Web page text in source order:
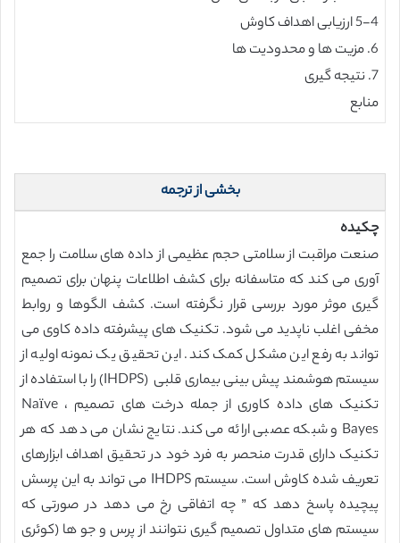
5-4 ارزیابی اهداف کاوش
6. مزیت ها و محدودیت ها
7. نتیجه گیری
منابع
بخشی از ترجمه
چکیده
صنعت مراقبت از سلامتی حجم عظیمی از داده های سلامت را جمع
آوری می کند که متاسفانه برای کشف اطلاعات پنهان برای تصمیم
گیری موثر مورد بررسی قرار نگرفته است. کشف الگوها و روابط
مخفی اغلب ناپدید می شود. تکنیک های پیشرفته داده کاوی می
تواند به رفع این مشکل کمک کند. این تحقیق یک نمونه اولیه از
سیستم هوشمند پیش بینی بیماری قلبی (IHDPS) را با استفاده از
تکنیک های داده کاوری از جمله درخت های تصمیم ، Naïve
Bayes و شبکه عصبی ارائه می کند. نتایج نشان می دهد که هر
تکنیک دارای قدرت منحصر به فرد خود در تحقیق اهداف ابزارهای
تعریف شده کاوش است. سیستم IHDPS می تواند به این پرسش
پیچیده پاسخ دهد که ” چه اتفاقی رخ می دهد در صورتی که
سیستم های متداول تصمیم گیری نتوانند از پرس و جو ها (کوئری